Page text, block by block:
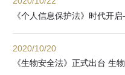
《个人信息保护法》时代开
2020/10/20
《生物安全法》正式出台 生